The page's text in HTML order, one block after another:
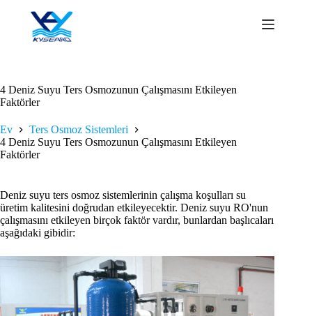
4 Deniz Suyu Ters Osmozunun Çalışmasını Etkileyen
Faktörler
Ev
Ters Osmoz Sistemleri
4 Deniz Suyu Ters Osmozunun Çalışmasını Etkileyen
Faktörler
Deniz suyu ters osmoz sistemlerinin çalışma koşulları su
üretim kalitesini doğrudan etkileyecektir. Deniz suyu RO'nun
çalışmasını etkileyen birçok faktör vardır, bunlardan başlıcaları
aşağıdaki gibidir: